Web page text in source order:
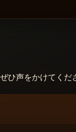
ひ声をかけてくだ